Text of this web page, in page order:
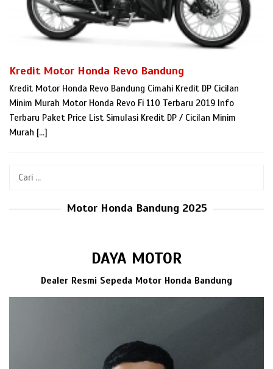
Kredit Motor Honda Revo Bandung
Kredit Motor Honda Revo Bandung Cimahi Kredit DP Cicilan
Minim Murah Motor Honda Revo Fi 110 Terbaru 2019 Info
Terbaru Paket Price List Simulasi Kredit DP / Cicilan Minim
Murah […]
Cari
Motor Honda Bandung 2025
DAYA MOTOR
Dealer Resmi Sepeda Motor Honda Bandung